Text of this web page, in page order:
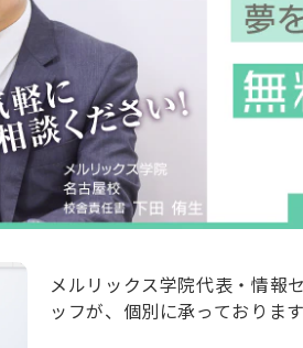
メルリックス学院代表・情報
ッフが、個別に承っておりま